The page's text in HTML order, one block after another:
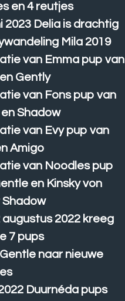
en 4 reutjes
2023 Delia is drachtig
Mila 2019
van Emma pup van
Gently
van Fons pup van
en Shadow
van Evy pup van
Amigo
van Noodles pup
en Kinsky von
Shadow
augustus 2022 kreeg
7 pups
naar nieuwe
Duurnéda pups